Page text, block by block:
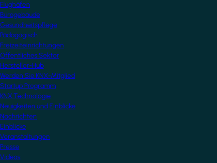
Flughäfen
Bürogebäude
Gesundheitspflege
Pädagogisch
Freizeiteinrichtungen
Öffentliches Sektor
Hersteller-Hub
Werden Sie KNX-Mitglied
Startup Programm
KNX Technologie
Neuigkeiten und Einblicke
Nachrichten
Einblicke
Veranstaltungen
Presse
Videos